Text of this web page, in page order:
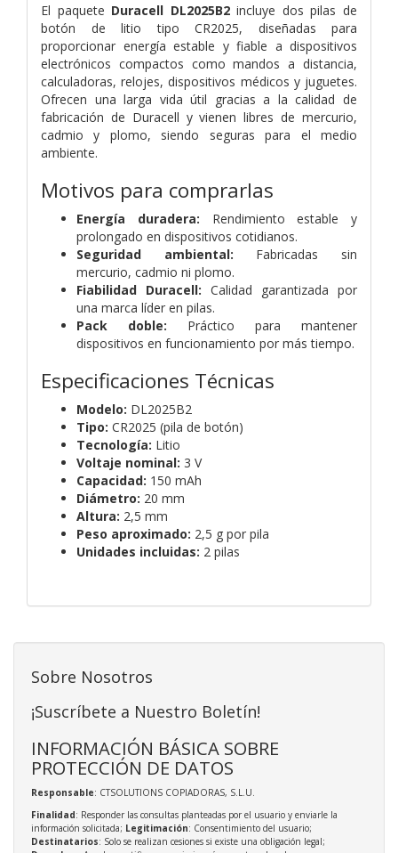
El paquete Duracell DL2025B2incluye dos pilas de
botón de litio tipo CR2025, diseñadas para
proporcionar energía estable y fiable a dispositivos
electrónicos compactos como mandos a distancia,
calculadoras, relojes, dispositivos médicos y juguetes.
Ofrecen una larga vida útil gracias a la calidad de
fabricación de Duracell y vienen libres de mercurio,
cadmio y plomo, siendo seguras para el medio
ambiente.
Motivos para comprarlas
Energía duradera: Rendimiento estable y
prolongado en dispositivos cotidianos.
Seguridad ambiental: Fabricadas sin
mercurio, cadmio ni plomo.
Fiabilidad Duracell: Calidad garantizada por
una marca líder en pilas.
Pack doble: Práctico para mantener
dispositivos en funcionamiento por más tiempo.
Especificaciones Técnicas
Modelo: DL2025B2
Tipo: CR2025 (pila de botón)
Tecnología: Litio
Voltaje nominal: 3 V
Capacidad: 150 mAh
Diámetro: 20 mm
Altura: 2,5 mm
Peso aproximado: 2,5 g por pila
Unidades incluidas: 2 pilas
Sobre Nosotros
¡Suscríbete a Nuestro Boletín!
INFORMACIÓN BÁSICA SOBRE
PROTECCIÓN DE DATOS
Responsable: CTSOLUTIONS COPIADORAS, S.L.U.
Finalidad: Responder las consultas planteadas por el usuario y enviarle la
información solicitada; Legitimación: Consentimiento del usuario;
Destinatarios: Solo se realizan cesiones si existe una obligación legal;